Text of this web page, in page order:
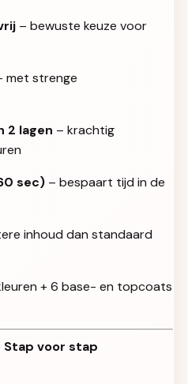
– bewuste keuze voor
met strenge
2 lagen – krachtig
sec) – bespaart tijd in de
inhoud dan standaard
+ 6 base- en topcoats
Stap voor stap